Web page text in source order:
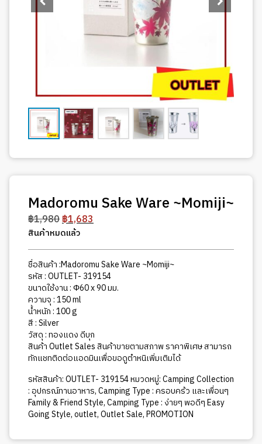
Madoromu Sake Ware ~Momiji~
฿1,980Original
price
was:
฿1,980.
฿1,683Current
is:
฿1,683.
สินค้าหมดแล้ว
ชื่อสินค้า :Madoromu Sake Ware ~Momiji~
รหัส : OUTLET- 319154
ขนาดใช้งาน : Φ60 x 90 มม.
ความจุ : 150 ml
น้ำหนัก : 100 g
สี : Silver
วัสดุ : ทองแดง ดีบุก
สินค้า Outlet Sales สินค้าขายตามสภาพ ราคาพิเศษ สามารถ
ทักแชทติดต่อแอดมินเพื่อขอดูตำหนิเพิ่มเติมได้
รหัสสินค้า:OUTLET- 319154หมวดหมู่:Camping Collection
: อุปกรณ์ทานอาหาร,Camping Type : ครอบคร้ว และเพื่อนๆ
Family & Friend Style,Camping Type : ง่ายๆ พอดีๆ Easy
Going Style,outlet,Outlet Sale,PROMOTION